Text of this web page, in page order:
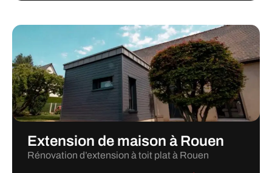
Extension de maison à Rouen
Rénovation d’extension à toit plat à Rouen